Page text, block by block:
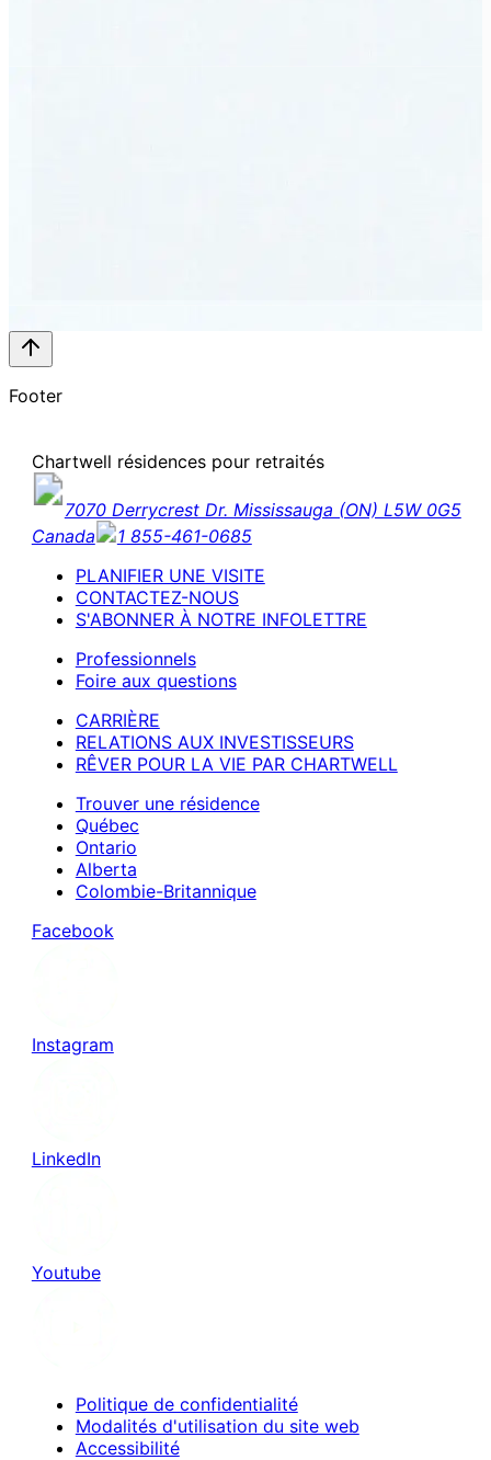
Footer
Chartwell résidences pour retraités
7070 Derrycrest Dr. Mississauga (ON) L5W 0G5
Canada
1 855-461-0685
PLANIFIER UNE VISITE
CONTACTEZ-NOUS
S'ABONNER À NOTRE INFOLETTRE
Professionnels
Foire aux questions
CARRIÈRE
RELATIONS AUX INVESTISSEURS
RÊVER POUR LA VIE PAR CHARTWELL
Trouver une résidence
Québec
Ontario
Alberta
Colombie-Britannique
Facebook
Instagram
LinkedIn
Youtube
Politique de confidentialité
Modalités d'utilisation du site web
Accessibilité